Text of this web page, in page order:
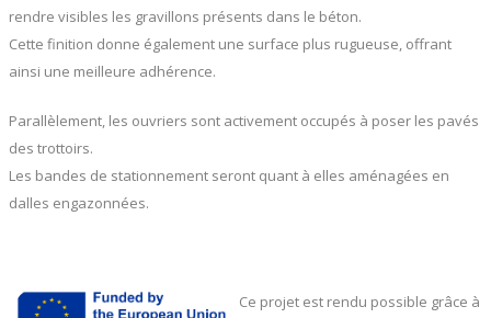
rendre visibles les gravillons présents dans le béton.
Cette finition donne également une surface plus rugueuse, offrant
ainsi une meilleure adhérence.
Parallèlement, les ouvriers sont activement occupés à poser les pavés
des trottoirs.
Les bandes de stationnement seront quant à elles aménagées en
dalles engazonnées.
Ce projet est rendu possible grâce à